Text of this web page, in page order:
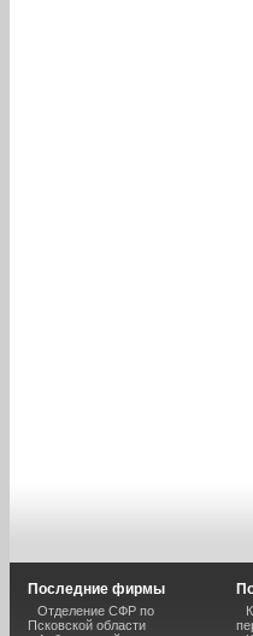
Последние фирмы
Отделение СФР по
Псковской области